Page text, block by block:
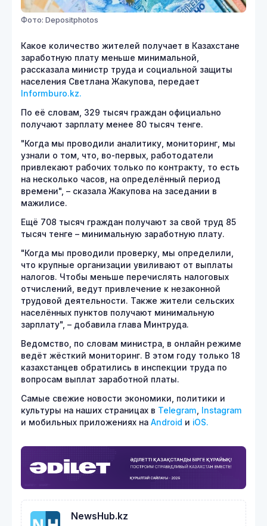
Фото: Depositphotos
Какое количество жителей получает в Казахстане
заработную плату меньше минимальной,
рассказала министр труда и социальной защиты
населения Светлана Жакупова, передает
Informburo.kz.
По её словам, 329 тысяч граждан официально
получают зарплату менее 80 тысяч тенге.
"Когда мы проводили аналитику, мониторинг, мы
узнали о том, что, во-первых, работодатели
привлекают рабочих только по контракту, то есть
на несколько часов, на определённый период
времени", – сказала Жакупова на заседании в
мажилисе.
Ещё 708 тысяч граждан получают за свой труд 85
тысяч тенге – минимальную заработную плату.
"Когда мы проводили проверку, мы определили,
что крупные организации увиливают от выплаты
налогов. Чтобы меньше перечислять налоговых
отчислений, ведут привлечение к незаконной
трудовой деятельности. Также жители сельских
населённых пунктов получают минимальную
зарплату", – добавила глава Минтруда.
Ведомство, по словам министра, в онлайн режиме
ведёт жёсткий мониторинг. В этом году только 18
казахстанцев обратились в инспекции труда по
вопросам выплат заработной платы.
Самые свежие новости экономики, политики и
культуры на наших страницах в Telegram
Instagram
и мобильных приложениях на Android и iOS.
NewsHub.kz